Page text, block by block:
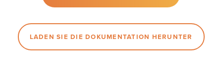
LADEN SIE DIE DOKUMENTATION HERUNTER